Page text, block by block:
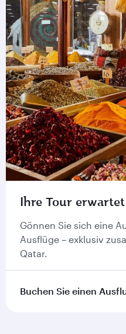
Ihre Tour
Gönnen Sie sich eine
Ausflüge – exklusiv
Qatar.
Buchen Sie einen